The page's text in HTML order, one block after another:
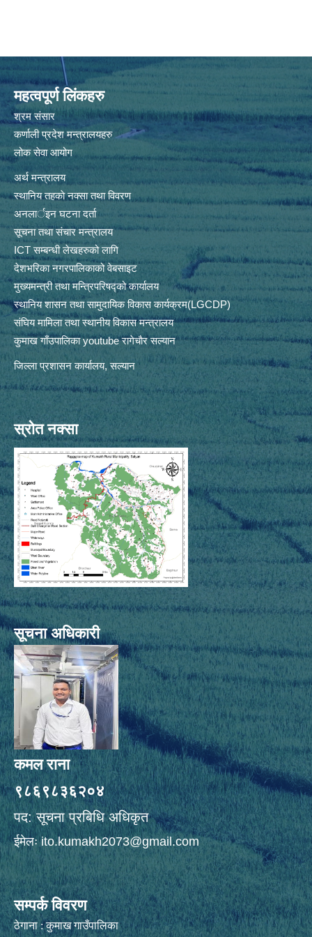
महत्वपूर्ण लिंकहरु
श्रम संसार
कर्णाली प्रदेश मन्त्रालयहरु
लोक सेवा आयोग
अर्थ मन्त्रालय
स्थानिय तहकाे नक्सा तथा विवरण
अनलार्इन घटना दर्ता
सूचना तथा संचार मन्त्रालय
ICT सम्बन्धी लेखहरुको लागि
देशभरिका नगरपालिकाको वेबसाइट
मुख्यमन्त्री तथा मन्त्रिपरिषद्को कार्यालय
स्थानिय शासन तथा सामुदायिक विकास कार्यक्रम(LGCDP)
संघिय मामिला तथा स्थानीय विकास मन्त्रालय
कुमाख गाँउपालिका youtube रागेचाैर सल्यान
जिल्ला प्रशासन कार्यालय, सल्यान
स्रोत नक्सा
सूचना अधिकारी
कमल राना
९८६९८३६२०४
पद: सूचना प्रबिधि अधिकृत
ईमेलःito.kumakh2073@gmail.com
सम्पर्क विवरण
ठेगाना : कुमाख गाउँपालिका